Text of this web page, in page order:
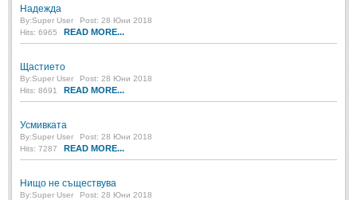
Непоискани съвети
Надежда
By:Super User
Post: 28 Юни 2018
Hits: 6965
READ MORE...
Щастието
By:Super User
Post: 28 Юни 2018
Hits: 8691
READ MORE...
Усмивката
By:Super User
Post: 28 Юни 2018
Hits: 7287
READ MORE...
Нищо не съществува
By:Super User
Post: 28 Юни 2018